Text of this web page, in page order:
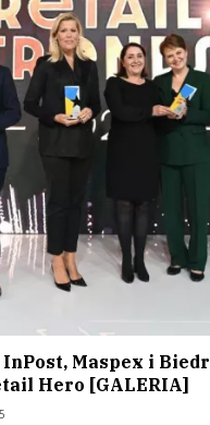
Maspex i
Hero [GALERIA]